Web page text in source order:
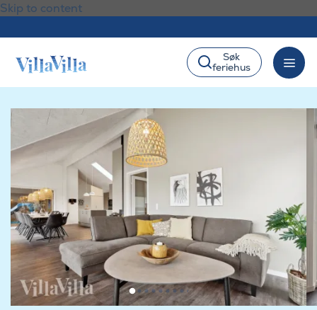
Skip to content
Søk
feriehus